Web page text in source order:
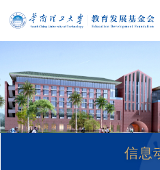
信息